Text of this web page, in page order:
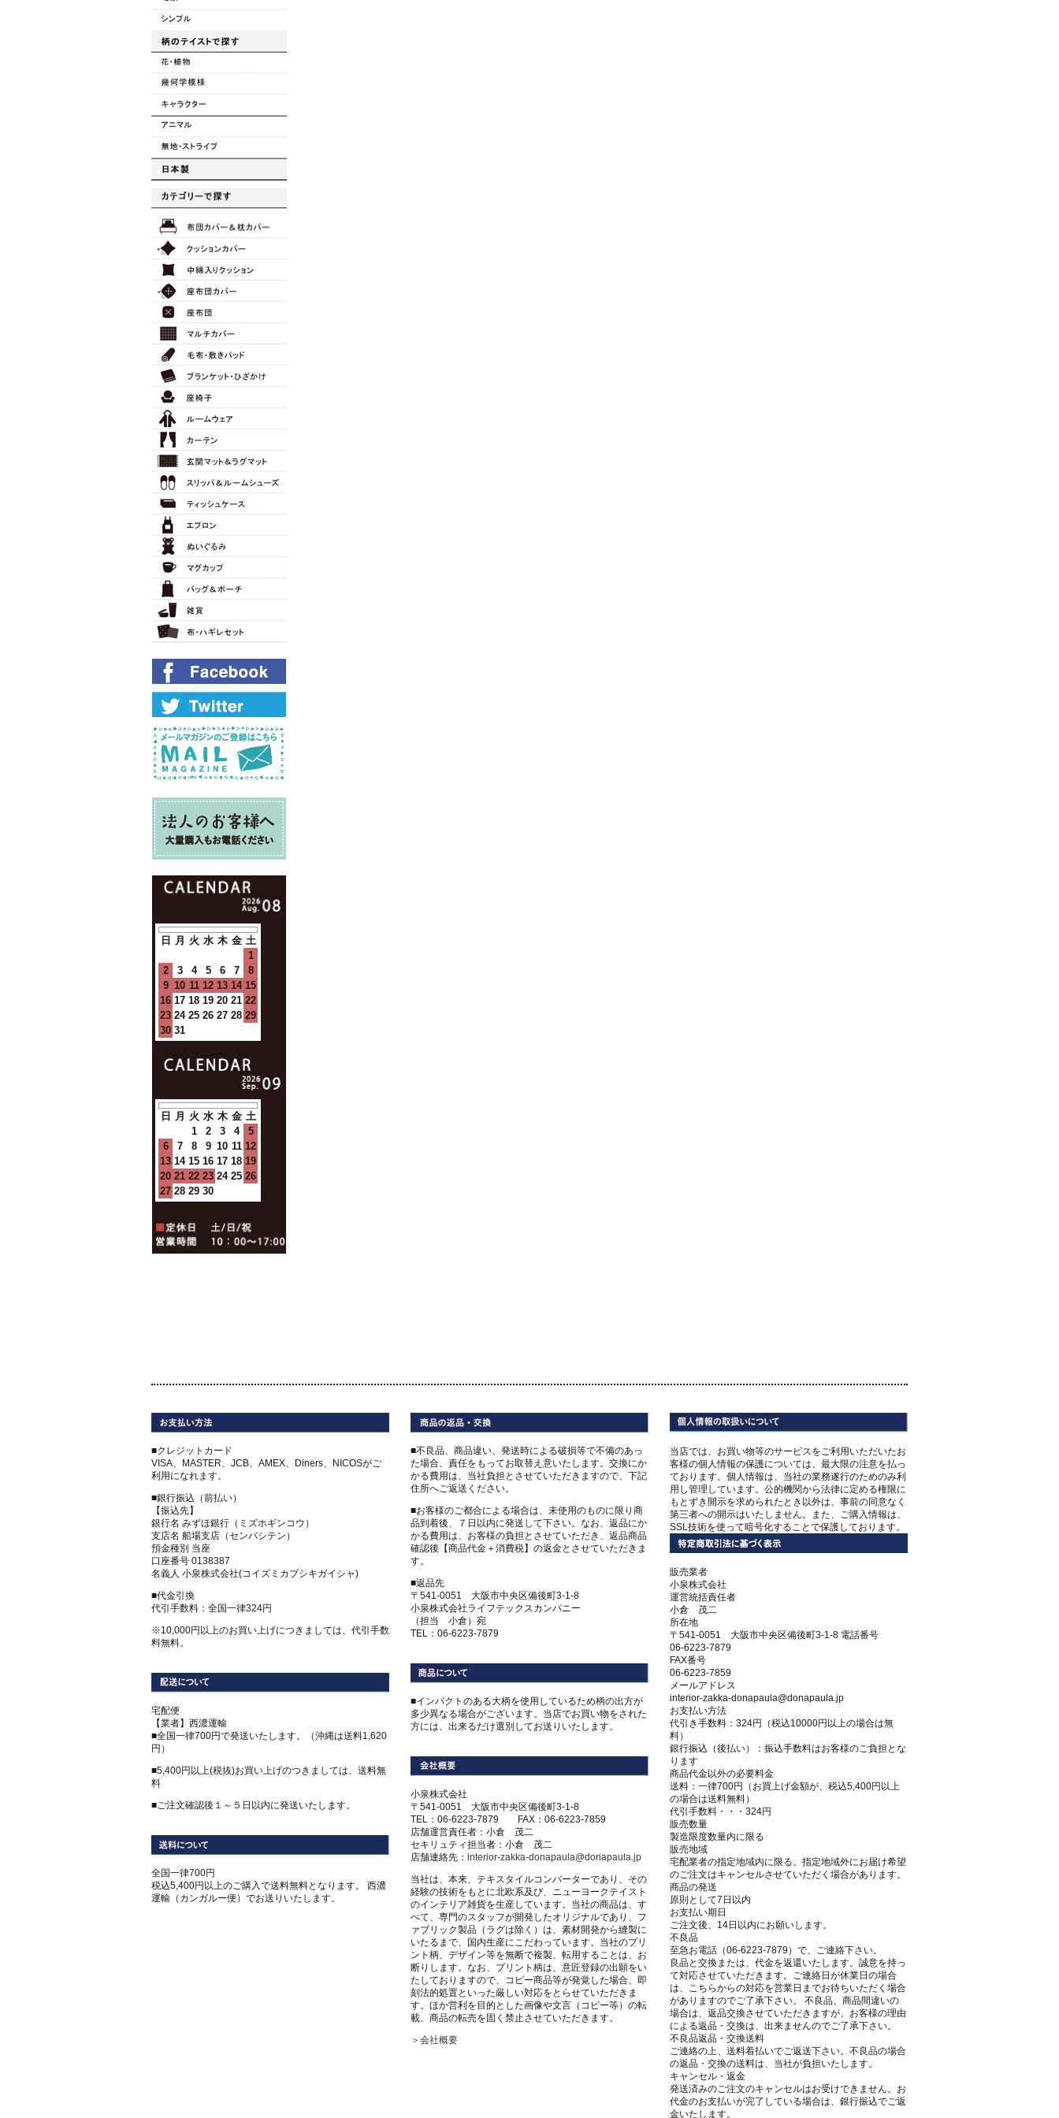
日 月 火 水 木 金 土
1
2
3 4 5 6 7
8
9 10 11 12 13 14 15
16 17 18 19 20 21 22
23 24 25 26 27 28 29
30 31
日 月 火 水 木 金 土
1
2 3 4
5
6
7 8 9 10 11 12
13 14 15 16 17 18 19
20 21 22 23 24 25 26
27 28 29 30
■クレジットカード
VISA、MASTER、JCB、AMEX、Diners、NICOSがご
利用になれます。
■銀行振込（前払い）
【振込先】
銀行名 みずほ銀行（ミズホギンコウ）
支店名 船場支店（センバシテン）
預金種別 当座
口座番号 0138387
名義人 小泉株式会社(コイズミカブシキガイシャ)
■代金引換
代引手数料：全国一律324円
※10,000円以上のお買い上げにつきましては、代引手数
料無料。
宅配便
【業者】西濃運輸
■全国一律700円で発送いたします。（沖縄は送料1,620
円）
■5,400円以上(税抜)お買い上げのつきましては、送料無
料
■ご注文確認後１～５日以内に発送いたします。
全国一律700円
税込5,400円以上のご購入で送料無料となります。 西濃
運輸（カンガルー便）でお送りいたします。
■不良品、商品違い、発送時による破損等で不備のあっ
た場合、責任をもってお取替え意いたします。交換にか
かる費用は、当社負担とさせていただきますので、下記
住所へご返送ください。
■お客様のご都合による場合は、未使用のものに限り商
品到着後、７日以内に発送して下さい。なお、返品にか
かる費用は、お客様の負担とさせていただき、返品商品
確認後【商品代金＋消費税】の返金とさせていただきま
す。
■返品先
〒541-0051 大阪市中央区備後町3-1-8
小泉株式会社ライフテックスカンパニー
（担当 小倉）宛
TEL：06-6223-7879
■インパクトのある大柄を使用しているため柄の出方が
多少異なる場合がございます。当店でお買い物をされた
方には、出来るだけ選別してお送りいたします。
小泉株式会社
〒541-0051 大阪市中央区備後町3-1-8
TEL：06-6223-7879 FAX：06-6223-7859
店舗運営責任者：小倉 茂二
セキリュティ担当者：小倉 茂二
店舗連絡先： interior-zakka-donapaula@donapaula.jp
当社は、本来、テキスタイルコンバーターであり、その
経験の技術をもとに北欧系及び、ニューヨークテイスト
のインテリア雑貨を生産しています。当社の商品は、す
べて、専門のスタッフが開発したオリジナルであり、フ
ァブリック製品（ラグは除く）は、素材開発から縫製に
いたるまで、国内生産にこだわっています。当社のプリ
ント柄、デザイン等を無断で複製、転用することは、お
断りします。なお、プリント柄は、意匠登録の出願をい
たしておりますので、コピー商品等が発覚した場合、即
刻法的処置といった厳しい対応をとらせていただきま
す。ほか営利を目的とした画像や文言（コピー等）の転
載、商品の転売を固く禁止させていただきます。
＞会社概要
当店では、お買い物等のサービスをご利用いただいたお
客様の個人情報の保護については、最大限の注意を払っ
ております。個人情報は、当社の業務遂行のためのみ利
用し管理しています。公的機関から法律に定める権限に
もとずき開示を求められたとき以外は、事前の同意なく
第三者への開示はいたしません。また、ご購入情報は、
SSL技術を使って暗号化することで保護しております。
販売業者
小泉株式会社
運営統括責任者
小倉 茂二
所在地
〒541-0051 大阪市中央区備後町3-1-8 電話番号
06-6223-7879
FAX番号
06-6223-7859
メールアドレス
interior-zakka-donapaula@donapaula.jp
お支払い方法
代引き手数料：324円（税込10000円以上の場合は無
料）
銀行振込（後払い）：振込手数料はお客様のご負担とな
ります
商品代金以外の必要料金
送料：一律700円（お買上げ金額が、税込5,400円以上
の場合は送料無料）
代引手数料・・・324円
販売数量
製造限度数量内に限る
販売地域
宅配業者の指定地域内に限る。指定地域外にお届け希望
のご注文はキャンセルさせていただく場合があります。
商品の発送
原則として7日以内
お支払い期日
ご注文後、14日以内にお願いします。
不良品
至急お電話（06-6223-7879）で、ご連絡下さい。
良品と交換または、代金を返還いたします。誠意を持っ
て対応させていただきます。ご連絡日が休業日の場合
は、こちらからの対応を営業日までお待ちいただく場合
がありますのでご了承下さい。 不良品、商品間違いの
場合は、返品交換させていただきますが、お客様の理由
による返品・交換は、出来ませんのでご了承下さい。
不良品返品・交換送料
ご連絡の上、送料着払いでご返送下さい。不良品の場合
の返品・交換の送料は、当社が負担いたします。
キャンセル・返金
発送済みのご注文のキャンセルはお受けできません。お
代金のお支払いが完了している場合は、銀行振込でご返
金いたします。